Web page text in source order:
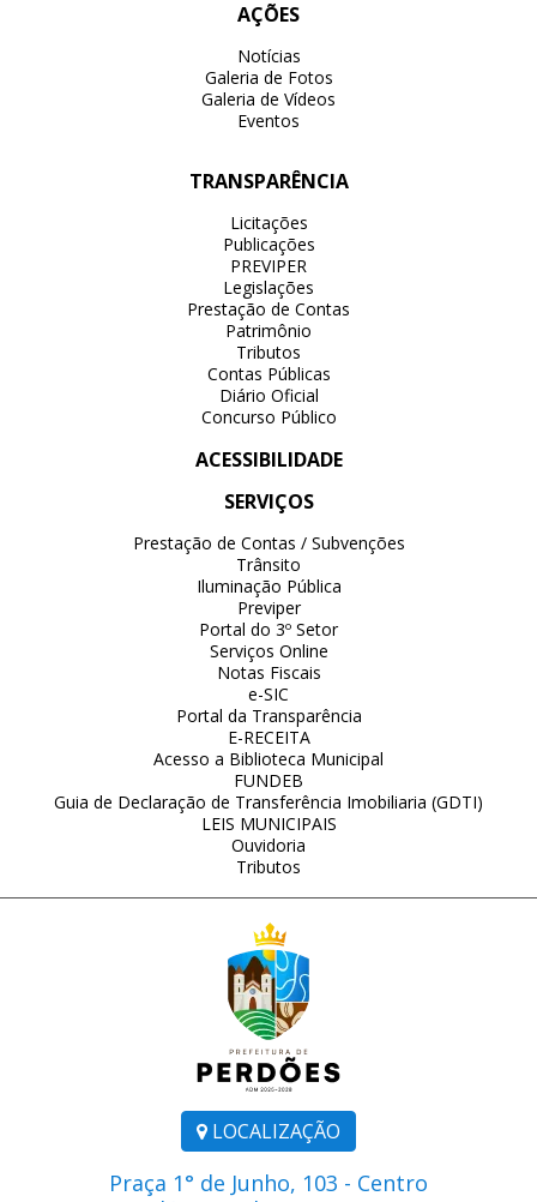
LOCALIZAÇÃO
Praça 1° de Junho, 103 - Centro
AÇÕES
Notícias
Galeria de Fotos
Galeria de Vídeos
Eventos
TRANSPARÊNCIA
Licitações
Publicações
PREVIPER
Legislações
Prestação de Contas
Patrimônio
Tributos
Contas Públicas
Diário Oficial
Concurso Público
ACESSIBILIDADE
SERVIÇOS
Prestação de Contas / Subvenções
Trânsito
Iluminação Pública
Previper
Portal do 3º Setor
Serviços Online
Notas Fiscais
e-SIC
Portal da Transparência
E-RECEITA
Acesso a Biblioteca Municipal
FUNDEB
Guia de Declaração de Transferência Imobiliaria (GDTI)
LEIS MUNICIPAIS
Ouvidoria
Tributos